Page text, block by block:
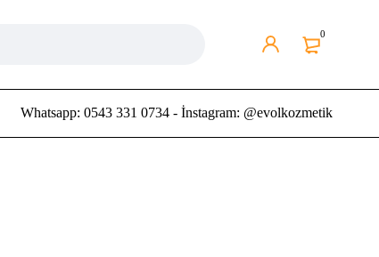
0
Whatsapp: 0543 331 0734 - İnstagram: @evolkozmetik